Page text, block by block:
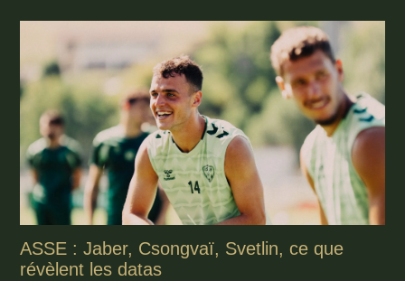
ASSE : Jaber, Csongvaï, Svetlin, ce que
révèlent les datas